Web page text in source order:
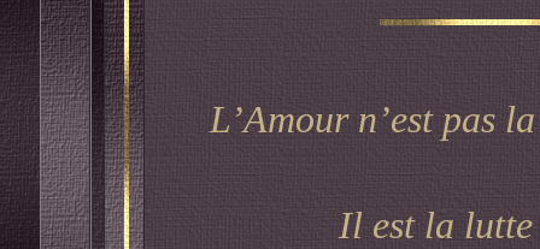
L’Amour n’est pas
Il est la lutte